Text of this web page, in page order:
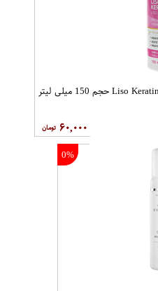
۶۰,۰۰۰
0%